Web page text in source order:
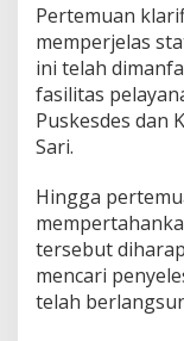
Pertemuan
memperjelas
ini telah
fasilitas
Puskesdes dan
Sari.
Hingga
tersebut
mencari
telah